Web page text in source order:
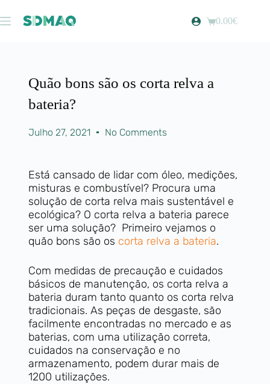
0.00€
Quão bons são os corta relva a
bateria?
Julho 27, 2021 No Comments
Está cansado de lidar com óleo, medições,
misturas e combustível? Procura uma
solução de corta relva mais sustentável e
ecológica? O corta relva a bateria parece
ser uma solução? Primeiro vejamos o
quão bons são os corta relva a bateria.
Com medidas de precaução e cuidados
básicos de manutenção, os corta relva a
bateria duram tanto quanto os corta relva
tradicionais. As peças de desgaste, são
facilmente encontradas no mercado e as
baterias, com uma utilização correta,
cuidados na conservação e no
armazenamento, podem durar mais de
1200 utilizações.